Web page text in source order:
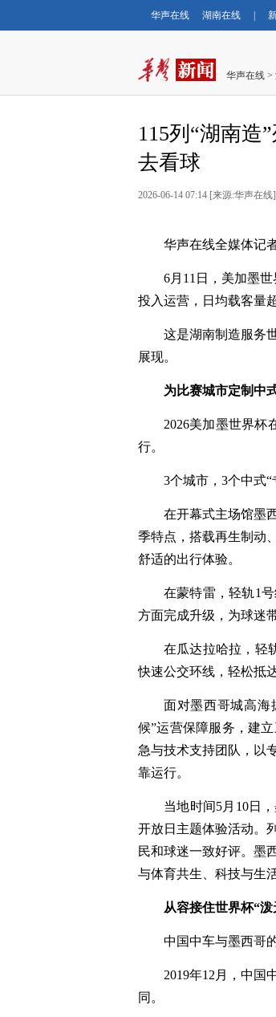
华声在线 湖南在线
华声在线 >
115列“湖南
去看球
2026-06-14 07:14 [来源:华声在线
华声在线全媒体记
6月11日，美加墨
投入运营，日均载客量
这是湖南制造服务
展现。
为比赛城市定制中
2026美加墨世界杯
行。
3个城市，3个中式“
在开幕式主场馆墨
季特点，搭载再生制动
舒适的出行体验。
在蒙特雷，轻轨1
方面完成升级，为球迷
在瓜达拉哈拉，轻
快速公交环线，轻松抵
面对墨西哥城高海
候”运营保障服务，建
急与技术支持团队，以
靠运行。
当地时间5月10日
开放日主题体验活动。
民和球迷一致好评。墨
与体育共生、科技与生
从容接住世界杯“
中国中车与墨西哥
2019年12月，中国
同。